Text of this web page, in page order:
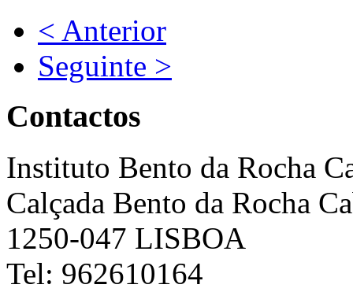
< Anterior
Seguinte >
Contactos
Instituto Bento da Rocha
Calçada Bento da Rocha
1250-047 LISBOA
Tel: 962610164